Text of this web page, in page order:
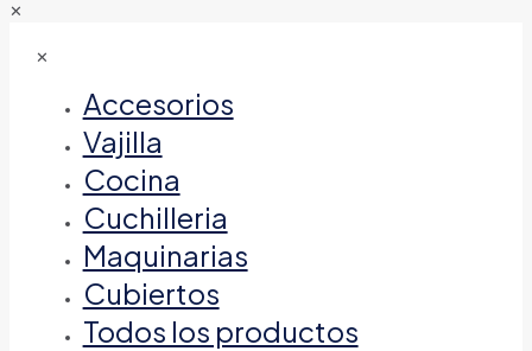
✕
✕
Accesorios
Vajilla
Cocina
Cuchilleria
Maquinarias
Cubiertos
Todos los productos